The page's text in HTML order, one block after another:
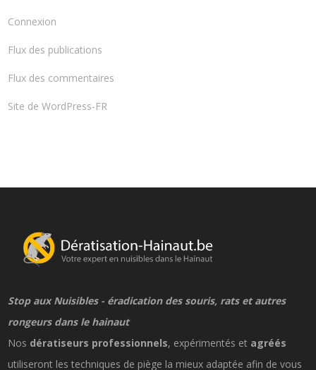
Connexion
Flux des publications
Flux des commentaires
Site de WordPress-FR
Stop aux Nuisibles - éradication des souris, rats et autres
rongeurs dans le hainaut
Nos dératiseurs professionnels, expérimentés et agréés
utiliseront les techniques de piège la mieux adaptée afin de vous